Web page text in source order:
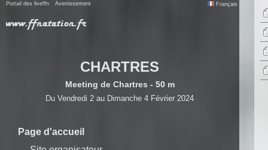
Portail des liveffn Avertissement Français
CHARTRES
Meeting de Chartres - 50 m
Du Vendredi 2 au Dimanche 4 Février 2024
Page d'accueil